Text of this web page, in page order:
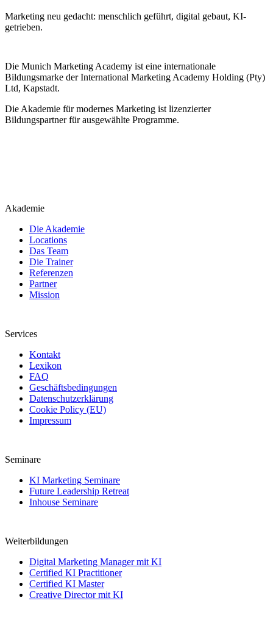
Marketing neu gedacht: menschlich geführt, digital gebaut, KI-
getrieben.
Die Munich Marketing Academy ist eine internationale
Bildungsmarke der International Marketing Academy Holding (Pty)
Ltd, Kapstadt.
Die Akademie für modernes Marketing ist lizenzierter
Bildungspartner für ausgewählte Programme.
Akademie
Die Akademie
Locations
Das Team
Die Trainer
Referenzen
Partner
Mission
Services
Kontakt
Lexikon
FAQ
Geschäftsbedingungen
Datenschutzerklärung
Cookie Policy (EU)
Impressum
Seminare
KI Marketing Seminare
Future Leadership Retreat
Inhouse Seminare
Weiterbildungen
Digital Marketing Manager mit KI
Certified KI Practitioner
Certified KI Master
Creative Director mit KI